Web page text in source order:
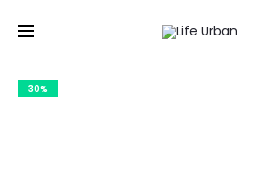
Inicio Florero de Vidrio Inner
30%